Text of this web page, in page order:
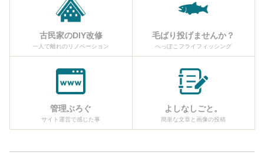
古民家のDIY改修
一人で離れのリノベーション
毛ばり投げませんか？
へっぽこフライフィッシング
管理ぶろぐ
サイト運営で感じた事
よしなしごと。
簡単な文章と画像の投稿